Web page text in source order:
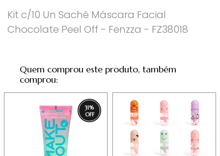
Kit c/10 Un Sachê Máscara Facial
Chocolate Peel Off - Fenzza - FZ38018
Quem comprou este produto, também
comprou:
31%